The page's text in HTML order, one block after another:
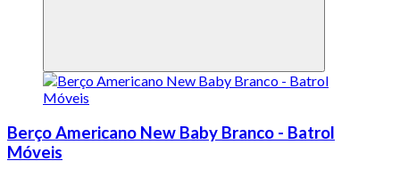
Berço Americano New Baby Branco - Batrol
Móveis